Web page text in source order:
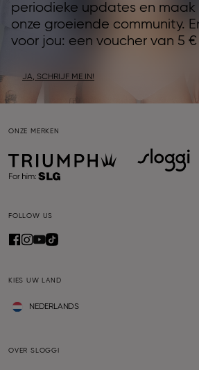
periodieke updates en maak
onze groeiende community.
voor jou: een voucher van 5 €
JA, SCHRIJF ME IN!
ONZE MERKEN
FOLLOW US
KIES UW LAND
NEDERLANDS
OVER SLOGGI